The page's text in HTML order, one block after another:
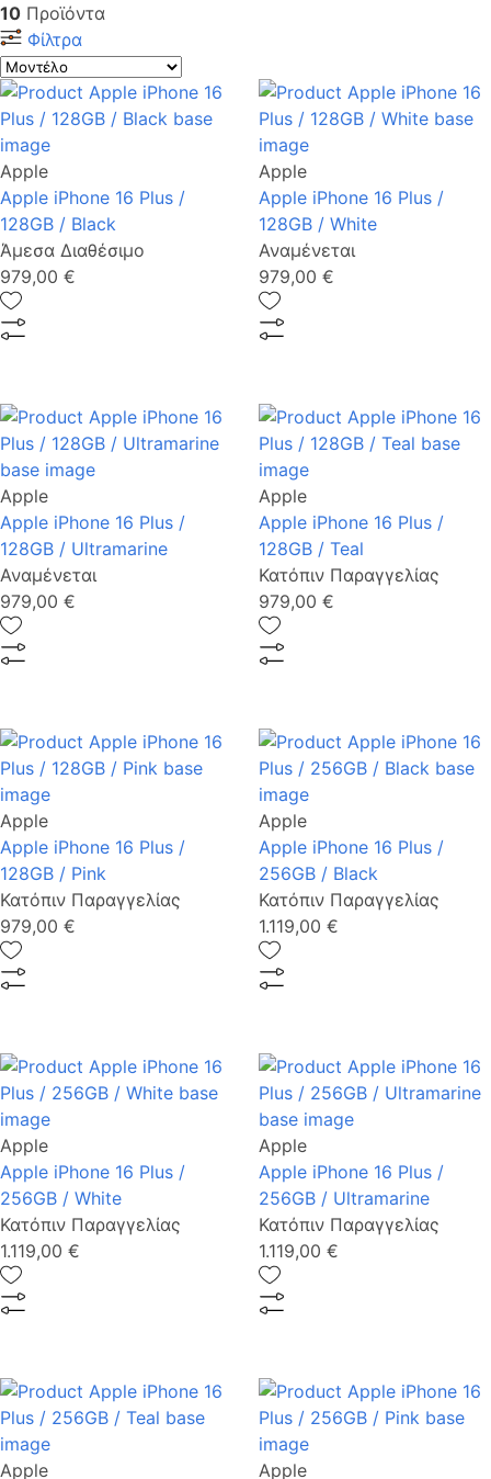
10 Προϊόντα
Φίλτρα
Apple
Apple iPhone 16 Plus /
128GB / Black
Άμεσα Διαθέσιμο
979,00 €
Apple
Apple iPhone 16 Plus /
128GB / White
Αναμένεται
979,00 €
Apple
Apple iPhone 16 Plus /
128GB / Ultramarine
Αναμένεται
979,00 €
Apple
Apple iPhone 16 Plus /
128GB / Teal
Κατόπιν Παραγγελίας
979,00 €
Apple
Apple iPhone 16 Plus /
128GB / Pink
Κατόπιν Παραγγελίας
979,00 €
Apple
Apple iPhone 16 Plus /
256GB / Black
Κατόπιν Παραγγελίας
1.119,00 €
Apple
Apple iPhone 16 Plus /
256GB / White
Κατόπιν Παραγγελίας
1.119,00 €
Apple
Apple iPhone 16 Plus /
256GB / Ultramarine
Κατόπιν Παραγγελίας
1.119,00 €
Apple Apple